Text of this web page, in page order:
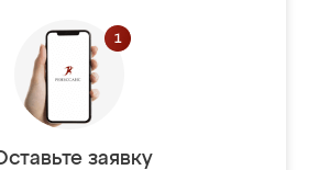
заявку